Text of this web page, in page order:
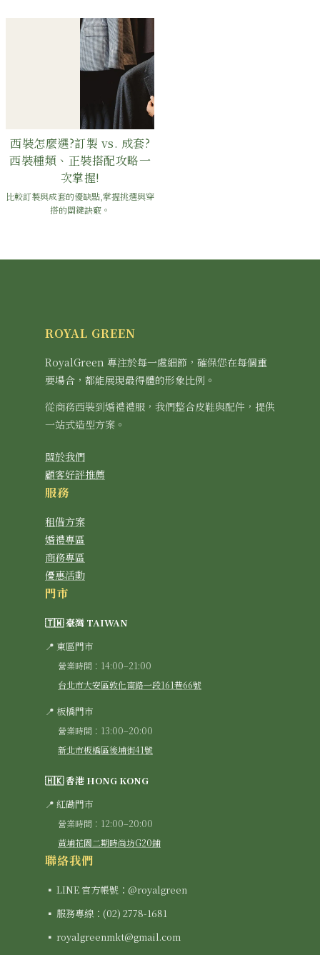
西裝怎麼選?訂製 vs. 成套?
西裝種類、正裝搭配攻略一
次掌握!
比較訂製與成套的優缺點,掌握挑選與穿
搭的關鍵訣竅。
ROYAL GREEN
RoyalGreen 專注於每一處細節，確保您在每個重
要場合，都能展現最得體的形象比例。
從商務西裝到婚禮禮服，我們整合皮鞋與配件，提供
一站式造型方案。
關於我們
顧客好評推薦
服務
租借方案
婚禮專區
商務專區
優惠活動
門市
🇹🇼 臺灣 TAIWAN
📍 東區門市
營業時間：14:00–21:00
台北市大安區敦化南路一段161巷66號
📍 板橋門市
營業時間：13:00–20:00
新北市板橋區後埔街41號
🇭🇰 香港 HONG KONG
📍 紅磡門市
營業時間：12:00–20:00
黃埔花園二期時尚坊G20鋪
聯絡我們
▪ LINE 官方帳號：@royalgreen
▪ 服務專線：(02) 2778-1681
▪ royalgreenmkt@gmail.com